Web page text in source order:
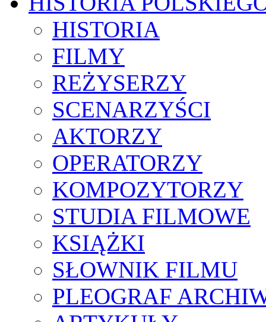
HISTORIA
FILMY
REŻYSERZY
SCENARZYŚCI
AKTORZY
OPERATORZY
KOMPOZYTORZY
STUDIA FILMOWE
KSIĄŻKI
SŁOWNIK FILMU
PLEOGRAF